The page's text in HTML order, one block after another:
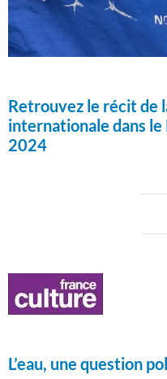
Retrouvez le récit de
internationale dans
2024
L’eau, une question